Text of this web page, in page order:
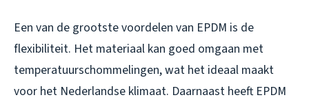
Een van de grootste voordelen van EPDM is de
flexibiliteit. Het materiaal kan goed omgaan met
temperatuurschommelingen, wat het ideaal maakt
voor het Nederlandse klimaat. Daarnaast heeft EPDM